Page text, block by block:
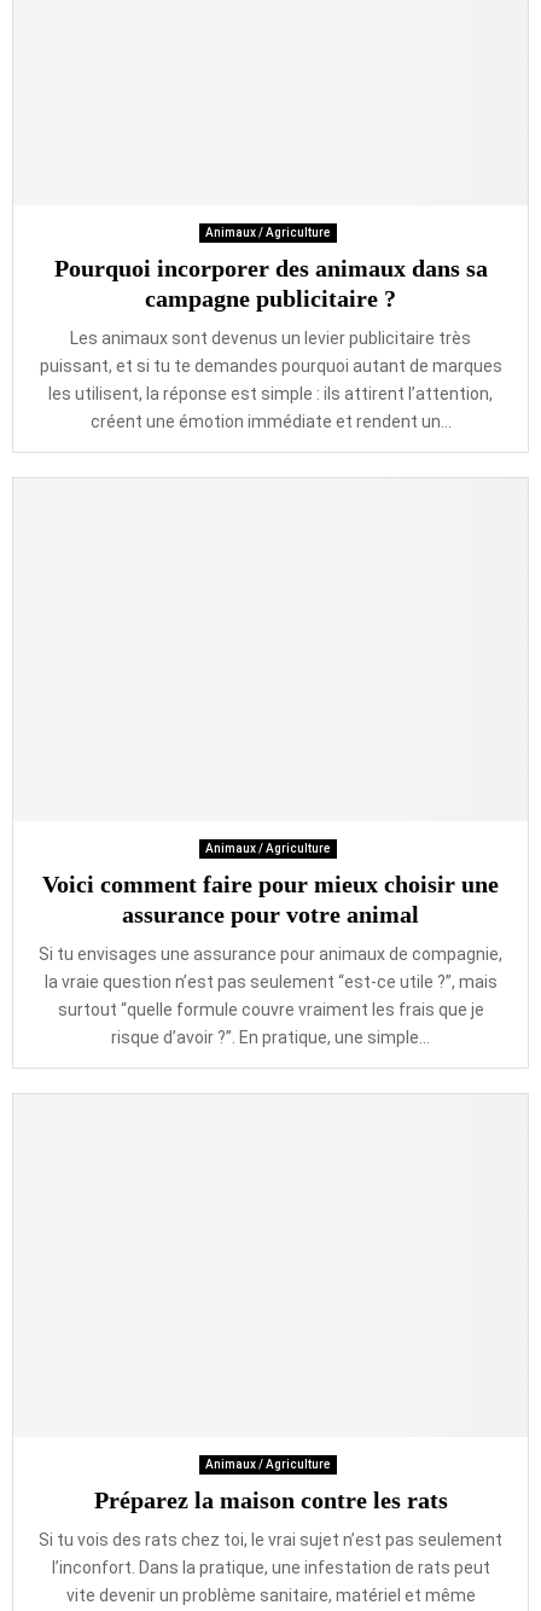
Animaux / Agriculture
Pourquoi incorporer des animaux dans sa
campagne publicitaire ?
Les animaux sont devenus un levier publicitaire très
puissant, et si tu te demandes pourquoi autant de marques
les utilisent, la réponse est simple : ils attirent l’attention,
créent une émotion immédiate et rendent un...
Animaux / Agriculture
Voici comment faire pour mieux choisir une
assurance pour votre animal
Si tu envisages une assurance pour animaux de compagnie,
la vraie question n’est pas seulement “est-ce utile ?”, mais
surtout “quelle formule couvre vraiment les frais que je
risque d’avoir ?”. En pratique, une simple...
Animaux / Agriculture
Préparez la maison contre les rats
Si tu vois des rats chez toi, le vrai sujet n’est pas seulement
l’inconfort. Dans la pratique, une infestation de rats peut
vite devenir un problème sanitaire, matériel et même